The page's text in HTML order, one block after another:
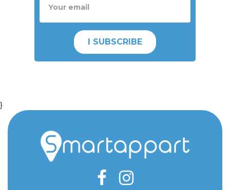
I SUBSCRIBE
}